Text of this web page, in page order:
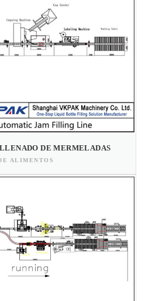
DE MERMELADAS
ALIMENTOS